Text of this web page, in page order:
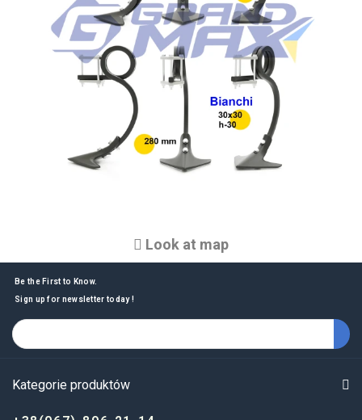
Look at map
Be the First to Know.
Sign up for newsletter today !
Kategorie produktów